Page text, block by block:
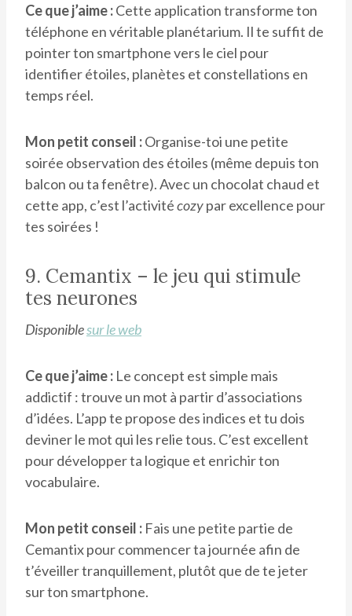
Ce que j’aime :Cette application transforme ton
téléphone en véritable planétarium. Il te suffit de
pointer ton smartphone vers le ciel pour
identifier étoiles, planètes et constellations en
temps réel.
Mon petit conseil :Organise-toi une petite
soirée observation des étoiles (même depuis ton
balcon ou ta fenêtre). Avec un chocolat chaud et
cette app, c’est l’activitécozypar excellence pour
tes soirées !
9. Cemantix – le jeu qui stimule
tes neurones
Disponiblesur le web
Ce que j’aime : Le concept est simple mais
addictif : trouve un mot à partir d’associations
d’idées. L’app te propose des indices et tu dois
deviner le mot qui les relie tous. C’est excellent
pour développer ta logique et enrichir ton
vocabulaire.
Mon petit conseil : Fais une petite partie de
Cemantix pour commencer ta journée afin de
t’éveiller tranquillement, plutôt que de te jeter
sur ton smartphone.